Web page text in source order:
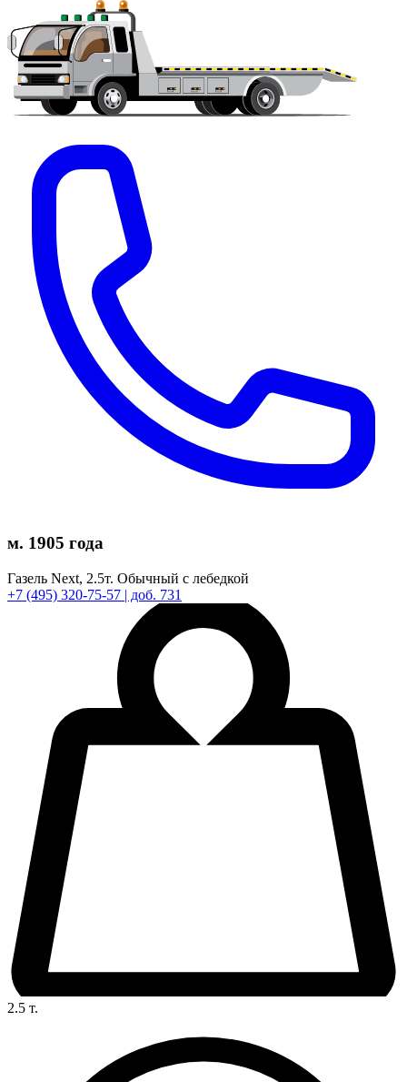
м. 1905 года
Газель Next, 2.5т. Обычный с лебедкой
+7 (495) 320-75-57 | доб. 731
2.5 т.